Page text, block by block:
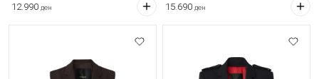
12.990 ден 15.690 ден